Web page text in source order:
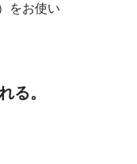
をお使い
る。